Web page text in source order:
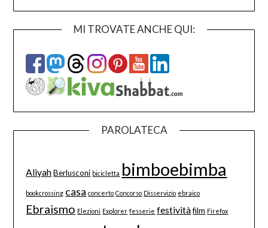
MI TROVATE ANCHE QUI:
PAROLATECA
Aliyah Berlusconi bicicletta bimboebimba
bookcrossing casa concerto Concorso Disservizio ebraico
Ebraismo Elezioni Explorer fesserie festività film Firefox